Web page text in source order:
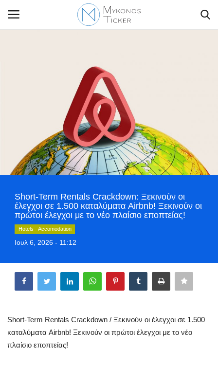
Travel
World
Style Adorés
Greece
Arts & Culture
Short-Term Rentals Crackdown: Ξεκινούν οι
έλεγχοι σε 1.500 καταλύματα Airbnb! Ξεκινούν οι
πρώτοι έλεγχοι με το νέο πλαίσιο εποπτείας!
Hotels - Accomodation
Ιουλ 6, 2026 - 11:12
Short-Term Rentals Crackdown / Ξεκινούν οι έλεγχοι σε 1.500
καταλύματα Airbnb! Ξεκινούν οι πρώτοι έλεγχοι με το νέο
πλαίσιο εποπτείας!